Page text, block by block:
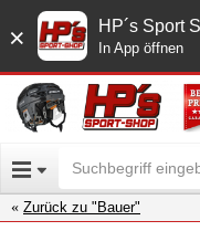
× HP´s Sport
In App öffnen
Zurück zu "Bauer"